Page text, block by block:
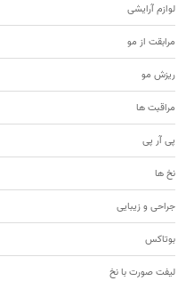
لوازم آرایشی
مرابقت از مو
ریزش مو
مراقبت ها
پی آر پی
نخ ها
جراحی و زیبایی
بوتاکس
لیفت صورت با نخ